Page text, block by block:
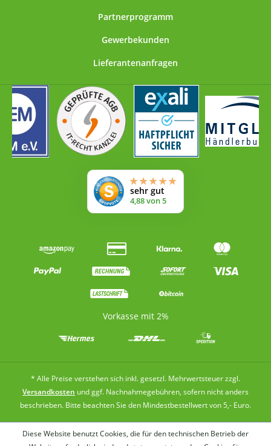
Partnerprogramm
Gewerbekunden
Lieferantenanfragen
Vorkasse mit 2%
* Alle Preise verstehen sich inkl. gesetzl. Mehrwertsteuer zzgl.
Versandkosten und ggf. Nachnahmegebühren, sofern nicht anders
beschrieben. Bitte beachten Sie den Mindestbestellwert von 5,- Euro.
Diese Website benutzt Cookies, die für den technischen Betrieb der